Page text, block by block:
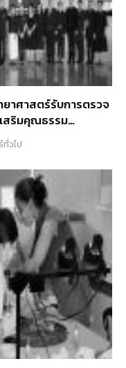
าศาสตร์รับการตรวจ
สริมคุณธรรม
พ.ศ. 2569
วไป